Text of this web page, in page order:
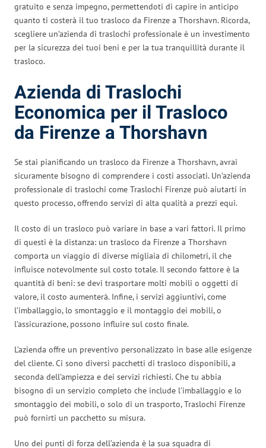
gratuito e senza impegno, permettendoti di capire in anticipo
quanto ti costerà il tuo trasloco da Firenze a Thorshavn. Ricorda,
scegliere un’azienda di traslochi professionale è un investimento
per la sicurezza dei tuoi beni e per la tua tranquillità durante il
trasloco.
Azienda di Traslochi
Economica per il Trasloco
da Firenze a Thorshavn
Se stai pianificando un trasloco da Firenze a Thorshavn, avrai
sicuramente bisogno di comprendere i costi associati. Un’azienda
professionale di traslochi come Traslochi Firenze può aiutarti in
questo processo, offrendo servizi di alta qualità a prezzi equi.
Il costo di un trasloco può variare in base a vari fattori. Il primo
di questi è la distanza: un trasloco da Firenze a Thorshavn
comporta un viaggio di diverse migliaia di chilometri, il che
influisce notevolmente sul costo totale. Il secondo fattore è la
quantità di beni: se devi trasportare molti mobili o oggetti di
valore, il costo aumenterà. Infine, i servizi aggiuntivi, come
l’imballaggio, lo smontaggio e il montaggio dei mobili, o
l’assicurazione, possono influire sul costo finale.
L’azienda offre un preventivo personalizzato in base alle esigenze
del cliente. Ci sono diversi pacchetti di trasloco disponibili, a
seconda dell’ampiezza e dei servizi richiesti. Che tu abbia
bisogno di un servizio completo che include l’imballaggio e lo
smontaggio dei mobili, o solo di un trasporto, Traslochi Firenze
può fornirti un pacchetto su misura.
Uno dei punti di forza dell’azienda è la sua squadra di